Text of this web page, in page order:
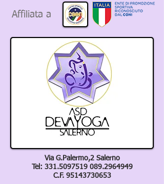
Affiliata a
Via G.Palermo,2 Salerno
Tel: 331.5097519 089.2964949
C.F. 95143730653